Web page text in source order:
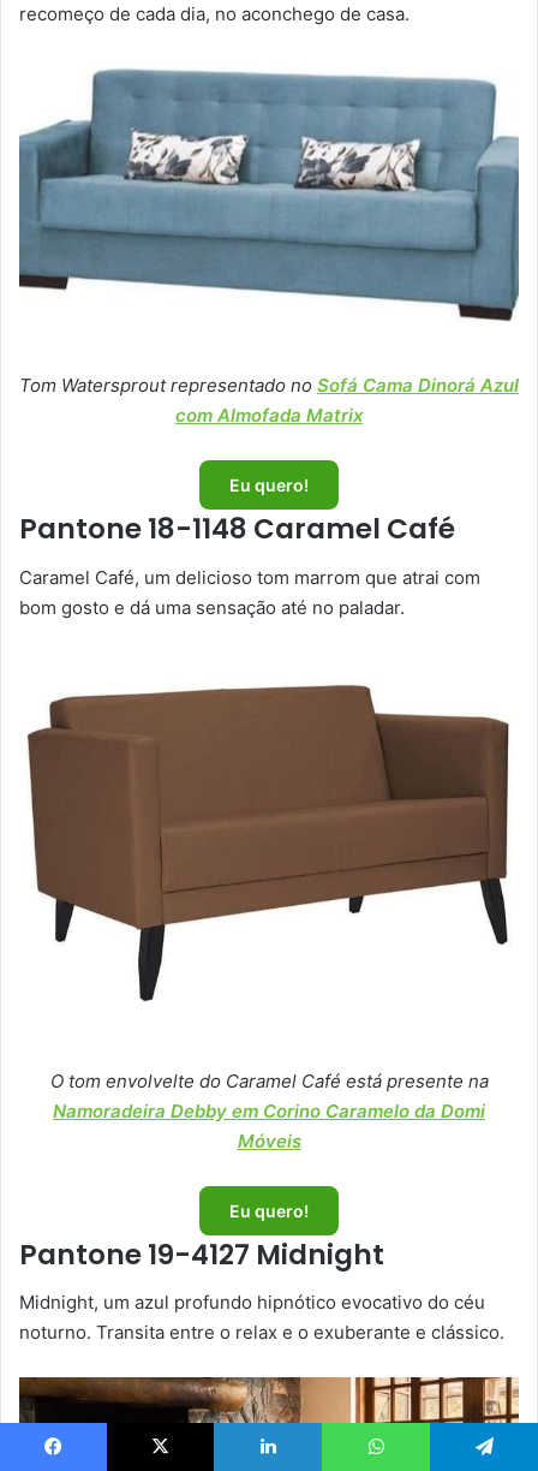
recomeço de cada dia, no aconchego de casa.
Tom Watersprout representado no Sofá Cama Dinorá Azul
com Almofada Matrix
Eu quero!
Pantone 18-1148 Caramel Café
Caramel Café, um delicioso tom marrom que atrai com
bom gosto e dá uma sensação até no paladar.
O tom envolvelte do Caramel Café está presente na
Namoradeira Debby em Corino Caramelo da Domi
Móveis
Eu quero!
Pantone 19-4127 Midnight
Midnight, um azul profundo hipnótico evocativo do céu
noturno. Transita entre o relax e o exuberante e clássico.